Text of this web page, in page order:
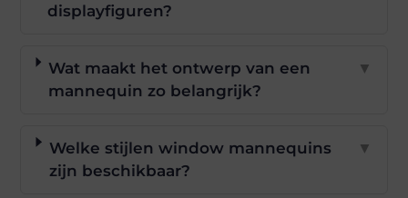
displayfiguren?
Wat maakt het ontwerp van een
mannequin zo belangrijk?
▼
Welke stijlen window mannequins
zijn beschikbaar?
▼